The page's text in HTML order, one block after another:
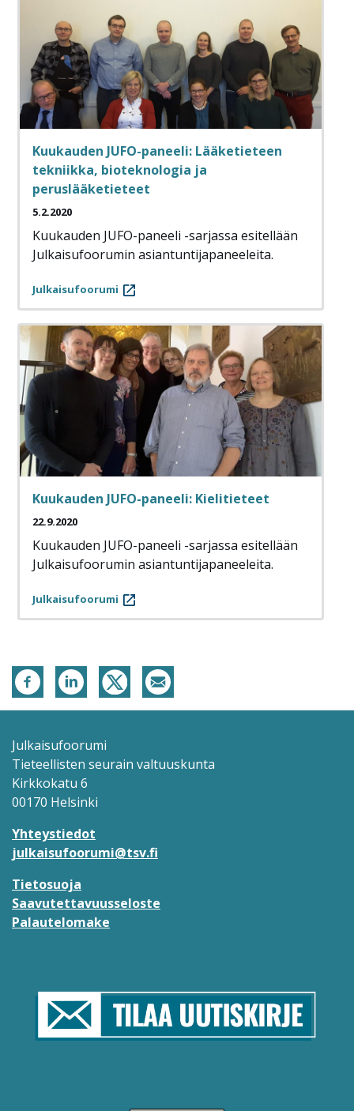
Kuukauden JUFO-paneeli: Lääketieteen
tekniikka, bioteknologia ja
peruslääketieteet
5.2.2020
Kuukauden JUFO-paneeli -sarjassa esitellään
Julkaisufoorumin asiantuntijapaneeleita.
Julkaisufoorumi
Kuukauden JUFO-paneeli: Kielitieteet
22.9.2020
Kuukauden JUFO-paneeli -sarjassa esitellään
Julkaisufoorumin asiantuntijapaneeleita.
Julkaisufoorumi
Julkaisufoorumi
Tieteellisten seurain valtuuskunta
Kirkkokatu 6
00170 Helsinki
Yhteystiedot
julkaisufoorumi@tsv.fi
Tietosuoja
Saavutettavuusseloste
Palautelomake